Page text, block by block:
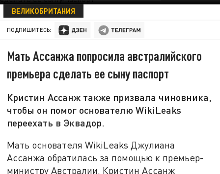
ВЕЛИКОБРИТАНИЯ
20 МАЯ 10:50
ПОДПИШИТЕСЬ:
Мать Ассанжа попросила австралийского
премьера сделать ее сыну паспорт
Кристин Ассанж также призвала чиновника,
чтобы он помог основателю WikiLeaks
переехать в Эквадор.
Мать основателя WikiLeaks Джулиана
Ассанжа обратилась за помощью к премьер-
министру Австралии. Кристин Ассанж